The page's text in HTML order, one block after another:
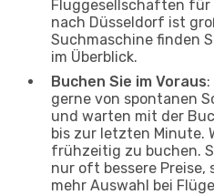
Fluggesellschaften für
nach Düsseldorf ist
Suchmaschine finden
im Überblick.
Buchen Sie im Voraus
gerne von spontanen
und warten mit der
bis zur letzten Minute.
frühzeitig zu buchen.
nur oft bessere Preise,
mehr Auswahl bei